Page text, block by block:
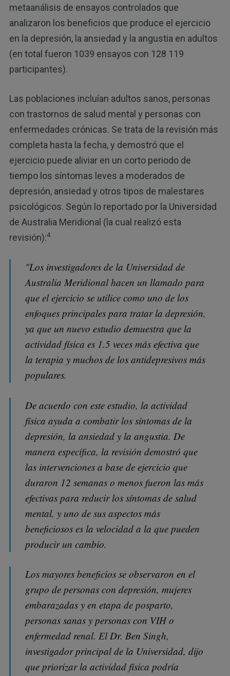
metaanálisis de ensayos controlados que
analizaron los beneficios que produce el ejercicio
en la depresión, la ansiedad y la angustia en adultos
(en total fueron 1039 ensayos con 128 119
participantes).
Las poblaciones incluían adultos sanos, personas
con trastornos de salud mental y personas con
enfermedades crónicas. Se trata de la revisión más
completa hasta la fecha, y demostró que el
ejercicio puede aliviar en un corto periodo de
tiempo los síntomas leves a moderados de
depresión, ansiedad y otros tipos de malestares
psicológicos. Según lo reportado por la Universidad
de Australia Meridional (la cual realizó esta
revisión):4
"Los investigadores de la Universidad de
Australia Meridional hacen un llamado para
que el ejercicio se utilice como uno de los
enfoques principales para tratar la depresión,
ya que un nuevo estudio demuestra que la
actividad física es 1.5 veces más efectiva que
la terapia y muchos de los antidepresivos más
populares.
De acuerdo con este estudio, la actividad
física ayuda a combatir los síntomas de la
depresión, la ansiedad y la angustia. De
manera específica, la revisión demostró que
las intervenciones a base de ejercicio que
duraron 12 semanas o menos fueron las más
efectivas para reducir los síntomas de salud
mental, y uno de sus aspectos más
beneficiosos es la velocidad a la que pueden
producir un cambio.
Los mayores beneficios se observaron en el
grupo de personas con depresión, mujeres
embarazadas y en etapa de posparto,
personas sanas y personas con VIH o
enfermedad renal. El Dr. Ben Singh,
investigador principal de la Universidad, dijo
que priorizar la actividad física podría